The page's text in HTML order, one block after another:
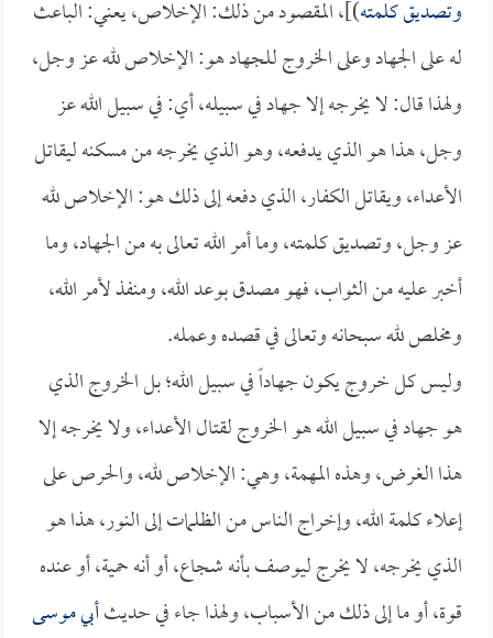
وتصديق كلمته)]، المقصود من ذلك: الإخلاص، يعني: الباعث
له على الجهاد وعلى الخروج للجهاد هو: الإخلاص لله عز وجل،
ولهذا قال: لا يخرجه إلا جهاد في سبيله، أي: في سبيل الله عز
وجل، هذا هو الذي يدفعه، وهو الذي يخرجه من مسكنه ليقاتل
الأعداء، ويقاتل الكفار، الذي دفعه إلى ذلك هو: الإخلاص لله
عز وجل، وتصديق كلمته، وما أمر الله تعالى به من الجهاد، وما
أخبر عليه من الثواب، فهو مصدق بوعد الله، ومنفذ لأمر الله،
ومخلص لله سبحانه وتعالى في قصده وعمله.
وليس كل خروج يكون جهاداً في سبيل الله؛ بل الخروج الذي
هو جهاد في سبيل الله هو الخروج لقتال الأعداء، ولا يخرجه إلا
هذا الغرض، وهذه المهمة، وهي: الإخلاص لله، والحرص على
إعلاء كلمة الله، وإخراج الناس من الظلمات إلى النور، هذا هو
الذي يخرجه، لا يخرج ليوصف بأنه شجاع، أو أنه حمية، أو عنده
قوة، أو ما إلى ذلك من الأسباب، ولهذا جاء في حديثأبي موسى